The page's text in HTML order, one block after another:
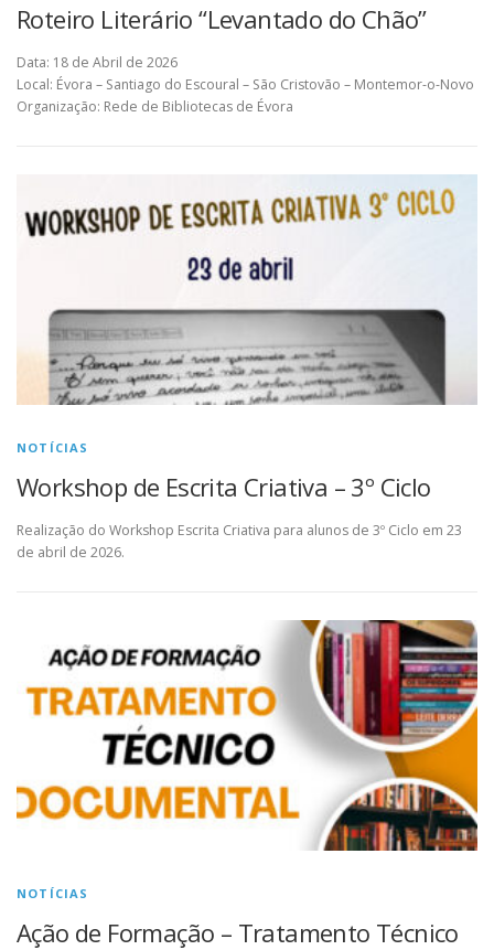
Roteiro Literário “Levantado do Chão”
Data: 18 de Abril de 2026
Local: Évora – Santiago do Escoural – São Cristovão – Montemor-o-Novo
Organização: Rede de Bibliotecas de Évora
NOTÍCIAS
Workshop de Escrita Criativa – 3º Ciclo
Realização do Workshop Escrita Criativa para alunos de 3º Ciclo em 23
de abril de 2026.
NOTÍCIAS
Ação de Formação – Tratamento Técnico